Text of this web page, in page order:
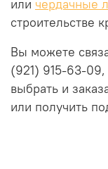
или чердачные
строительстве
Вы можете
(921) 915-63-
выбрать и
или получить